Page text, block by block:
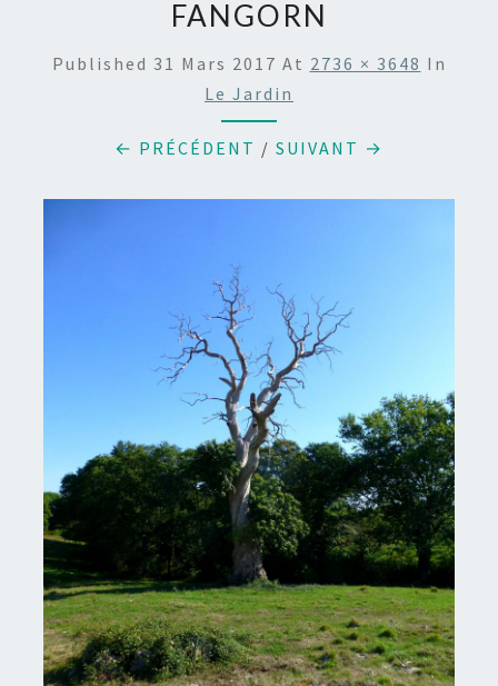
FANGORN
Published 31 Mars 2017 At 2736 × 3648 In
Le Jardin
← PRÉCÉDENT / SUIVANT →